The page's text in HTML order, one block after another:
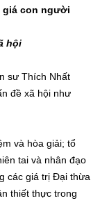
giá con người
hội
sư Thích Nhất
đề xã hội như
và hòa giải; tổ
tai và nhân đạo
các giá trị Đại thừa
thiết thực trong